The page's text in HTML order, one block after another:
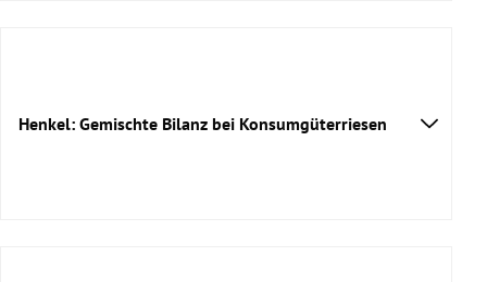
Henkel: Gemischte Bilanz bei Konsumgüterriesen